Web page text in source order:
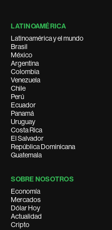
LATINOAMÉRICA
Latinoamérica y el mundo
Brasil
México
Argentina
Colombia
Venezuela
Chile
Perú
Ecuador
Panamá
Uruguay
Costa Rica
El Salvador
República Dominicana
Guatemala
SOBRE NOSOTROS
Economía
Mercados
Dólar Hoy
Actualidad
Cripto